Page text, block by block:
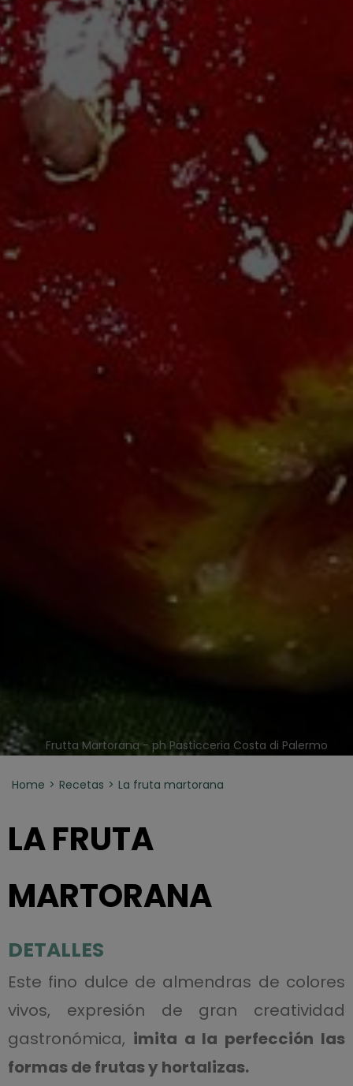
Frutta Martorana - ph Pasticceria Costa di Palermo
Home Recetas La fruta martorana
LA FRUTA
MARTORANA
DETALLES
Este fino dulce de almendras de colores
vivos, expresión de gran creatividad
gastronómica, imita a la perfección las
formas de frutas y hortalizas.